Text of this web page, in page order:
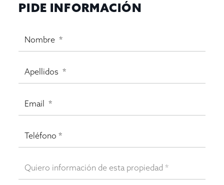
PIDE INFORMACIÓN